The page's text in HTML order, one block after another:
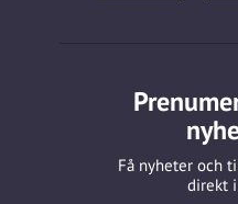
Få nyheter och
direkt